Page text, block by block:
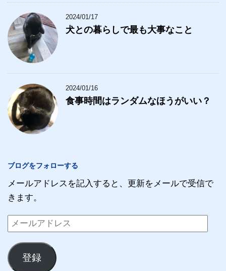
2024/01/17
犬との暮らしで最も大事なこと
2024/01/16
食事時間はランダムなほうがいい？
ブログをフォローする
メールアドレスを記入すると、更新をメールで受信で
きます。
メ
ル
ア
登録